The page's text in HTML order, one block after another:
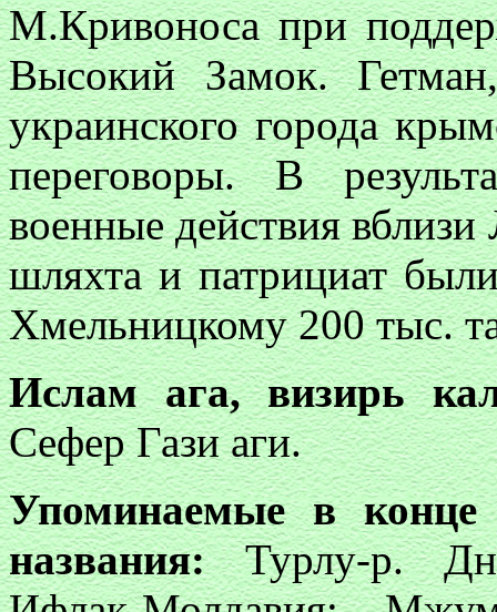
М.Кривоноса при
Высокий Замок.
украинского города
переговоры. В
военные действия вблизи
шляхта и патрициат
Хмельницкому 200 тыс.
Ислам ага, визирь
Сефер Гази аги.
Упоминаемые в конце
названия:Турлу-р.